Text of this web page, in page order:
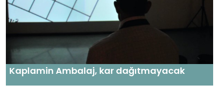
Kaplamin Ambalaj, kar dağıtmayacak